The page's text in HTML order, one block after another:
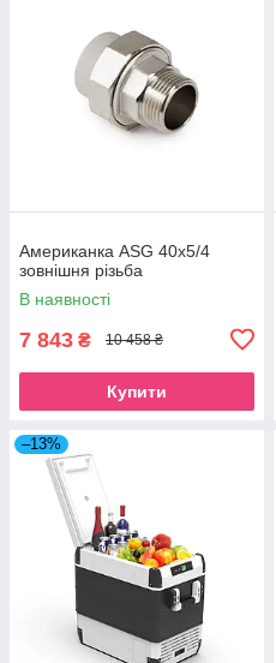
Американка ASG 40x5/4
зовнішня різьба
В наявності
7 843 ₴ 10 458 ₴
Купити
–13%